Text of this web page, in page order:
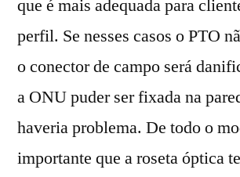
que é mais adequada para
perfil. Se nesses casos o PTO
o conector de campo será
a ONU puder ser fixada na
haveria problema. De todo o
importante que a roseta óptica